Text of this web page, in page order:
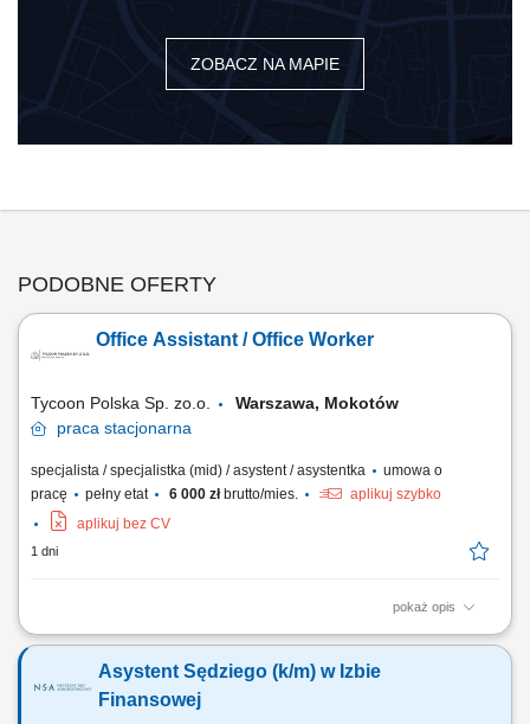
ZOBACZ NA MAPIE
PODOBNE OFERTY
Office Assistant / Office Worker
Tycoon Polska Sp. zo.o.
Warszawa, Mokotów
praca stacjonarna
specjalista / specjalistka (mid) / asystent / asystentka
umowa o
pracę
pełny etat 6 000 złbrutto/mies.
aplikuj szybko
aplikuj bez CV
1 dni
pokaż opis
Responsibilities: Answering and directing phone calls, emails, and other
Assisting in scheduling meetings, appointments, and managing
calendars. Performing data entry tasks, updating records, and
Asystent Sędziego (k/m) w Izbie
Finansowej